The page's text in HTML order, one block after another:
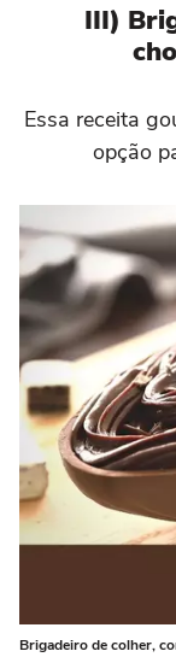
III)
Essa receita
opção
Brigadeiro de colher,